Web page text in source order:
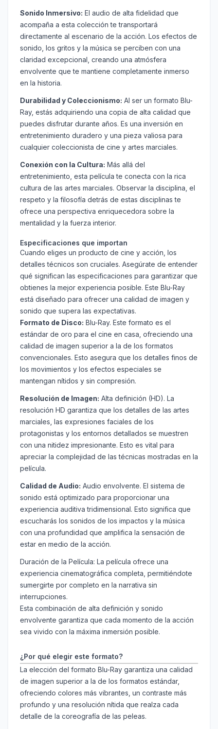
Sonido Inmersivo: El audio de alta fidelidad que
acompaña a esta colección te transportará
directamente al escenario de la acción. Los efectos de
sonido, los gritos y la música se perciben con una
claridad excepcional, creando una atmósfera
envolvente que te mantiene completamente inmerso
en la historia.
Durabilidad y Coleccionismo: Al ser un formato Blu-
Ray, estás adquiriendo una copia de alta calidad que
puedes disfrutar durante años. Es una inversión en
entretenimiento duradero y una pieza valiosa para
cualquier coleccionista de cine y artes marciales.
Conexión con la Cultura: Más allá del
entretenimiento, esta película te conecta con la rica
cultura de las artes marciales. Observar la disciplina, el
respeto y la filosofía detrás de estas disciplinas te
ofrece una perspectiva enriquecedora sobre la
mentalidad y la fuerza interior.
Especificaciones que importan
Cuando eliges un producto de cine y acción, los
detalles técnicos son cruciales. Asegúrate de entender
qué significan las especificaciones para garantizar que
obtienes la mejor experiencia posible. Este Blu-Ray
está diseñado para ofrecer una calidad de imagen y
sonido que supera las expectativas.
Formato de Disco: Blu-Ray. Este formato es el
estándar de oro para el cine en casa, ofreciendo una
calidad de imagen superior a la de los formatos
convencionales. Esto asegura que los detalles finos de
los movimientos y los efectos especiales se
mantengan nítidos y sin compresión.
Resolución de Imagen: Alta definición (HD). La
resolución HD garantiza que los detalles de las artes
marciales, las expresiones faciales de los
protagonistas y los entornos detallados se muestren
con una nitidez impresionante. Esto es vital para
apreciar la complejidad de las técnicas mostradas en la
película.
Calidad de Audio: Audio envolvente. El sistema de
sonido está optimizado para proporcionar una
experiencia auditiva tridimensional. Esto significa que
escucharás los sonidos de los impactos y la música
con una profundidad que amplifica la sensación de
estar en medio de la acción.
Duración de la Película: La película ofrece una
experiencia cinematográfica completa, permitiéndote
sumergirte por completo en la narrativa sin
interrupciones.
Esta combinación de alta definición y sonido
envolvente garantiza que cada momento de la acción
sea vivido con la máxima inmersión posible.
¿Por qué elegir este formato?
La elección del formato Blu-Ray garantiza una calidad
de imagen superior a la de los formatos estándar,
ofreciendo colores más vibrantes, un contraste más
profundo y una resolución nítida que realza cada
detalle de la coreografía de las peleas.